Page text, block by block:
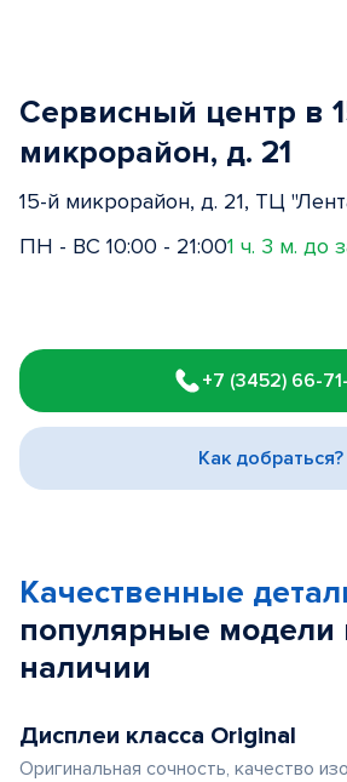
Сервисный центр в
микрорайон, д. 21
15-й микрорайон, д. 21, ТЦ
ПН - ВС 10:00 - 21:001 ч. 3 м. до
1
of
3
+7 (3452) 66-
Как добраться?
Качественные
популярные модели
наличии
Дисплеи класса Original
Оригинальная сочность, качество